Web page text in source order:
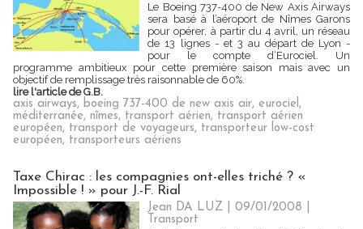
Le Boeing 737-400 de New Axis Airways
sera basé à l’aéroport de Nîmes Garons
pour opérer, à partir du 4 avril, un réseau
de 13 lignes - et 3 au départ de Lyon -
pour le compte d‘Eurociel. Un
programme ambitieux pour cette première saison mais avec un
objectif de remplissage très raisonnable de 60%.
lire l'article de G.B.
axis airways, boeing 737-400 de new axis air, eurociel,
méditerranée, nîmes, transport aérien, transport aérien
européen, transport de voyageurs, transporteur low-cost
européen, transporteurs aériens
Taxe Chirac : les compagnies ont-elles triché ? «
Impossible ! » pour J.-F. Rial
Jean DA LUZ | 09/01/2008
Transport